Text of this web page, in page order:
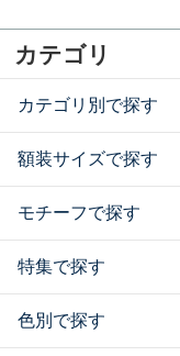
カテゴリ
カテゴリ別で探す
額装サイズで探す
モチーフで探す
特集で探す
色別で探す